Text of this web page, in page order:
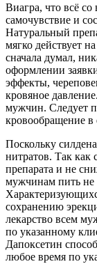
Виагра, что всё со
самочувствие и
Натуральный
мягко действует
сначала думал,
оформлении
эффекты,
кровяное
мужчин. Следует
кровообращение в
Поскольку
нитратов. Так как
препарата и не
мужчинам пить не
сохранению
лекарство всем
по указанному
Дапоксетин
любое время по